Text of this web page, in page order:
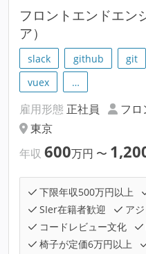
フロントエンドエン
ア）
slack github git
vuex
…
雇用形態 正社員
フロ
東京
年収 600万円 〜
下限年収500万円以上
SIer在籍者歓迎
ア
コードレビュー文化
椅子が定価6万円以上